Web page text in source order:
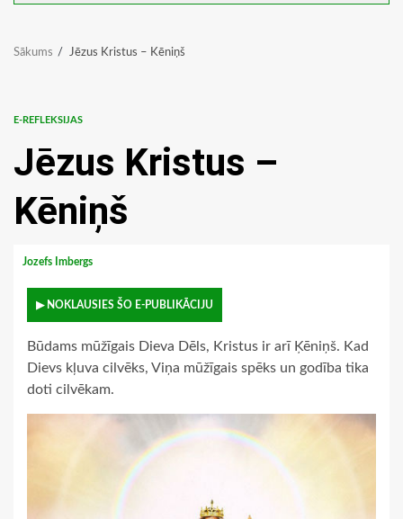
Sākums Jēzus Kristus – Kēniņš
E-REFLEKSIJAS
Jēzus Kristus –
Kēniņš
Jozefs Imbergs
▶ NOKLAUSIES ŠO E-PUBLIKĀCIJU
Būdams mūžīgais Dieva Dēls, Kristus ir arī Ķēniņš. Kad
Dievs kļuva cilvēks, Viņa mūžīgais spēks un godība tika
doti cilvēkam.